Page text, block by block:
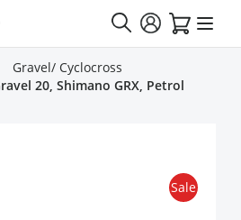
Gravel/ Cyclocross
20, Shimano GRX, Petrol
Sale